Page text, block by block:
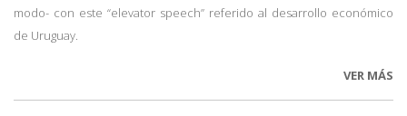
modo- con este “elevator speech” referido al desarrollo económico
de Uruguay.
VER MÁS